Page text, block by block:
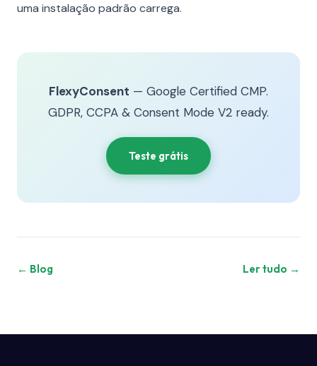
uma instalação padrão carrega.
FlexyConsent — Google Certified CMP.
GDPR, CCPA & Consent Mode V2 ready.
Teste grátis
← Blog Ler tudo →